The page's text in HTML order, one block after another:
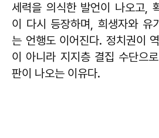
세력을 의식한 발언이 나오고,
이 다시 등장하며, 희생자와 유
는 언행도 이어진다. 정치권이
이 아니라 지지층 결집 수단으
판이 나오는 이유다.